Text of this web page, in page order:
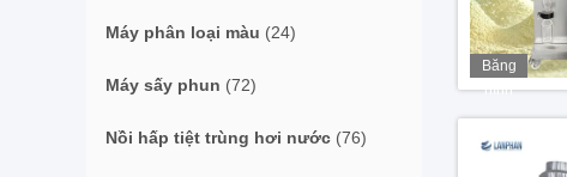
Máy phân loại màu (24)
Máy sấy phun (72)
Nồi hấp tiệt trùng hơi nước (76)
Băng
hình